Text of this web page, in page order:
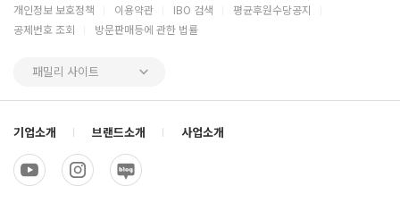
개인정보 보호정책 이용약관 IBO 검색
평균후원수당공지
공제번호 조회
방문판매등에 관한 법률
패밀리 사이트
기업소개 브랜드소개 사업소개